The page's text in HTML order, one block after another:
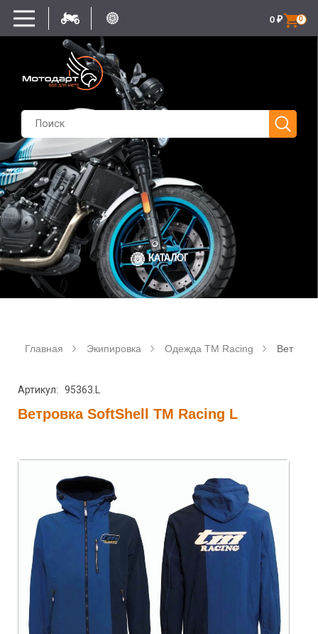
0
0 ₽
КАТАЛОГ
Главная Экипировка Одежда TM Racing
Артикул: 95363.L
Ветровка SoftShell TM Racing L